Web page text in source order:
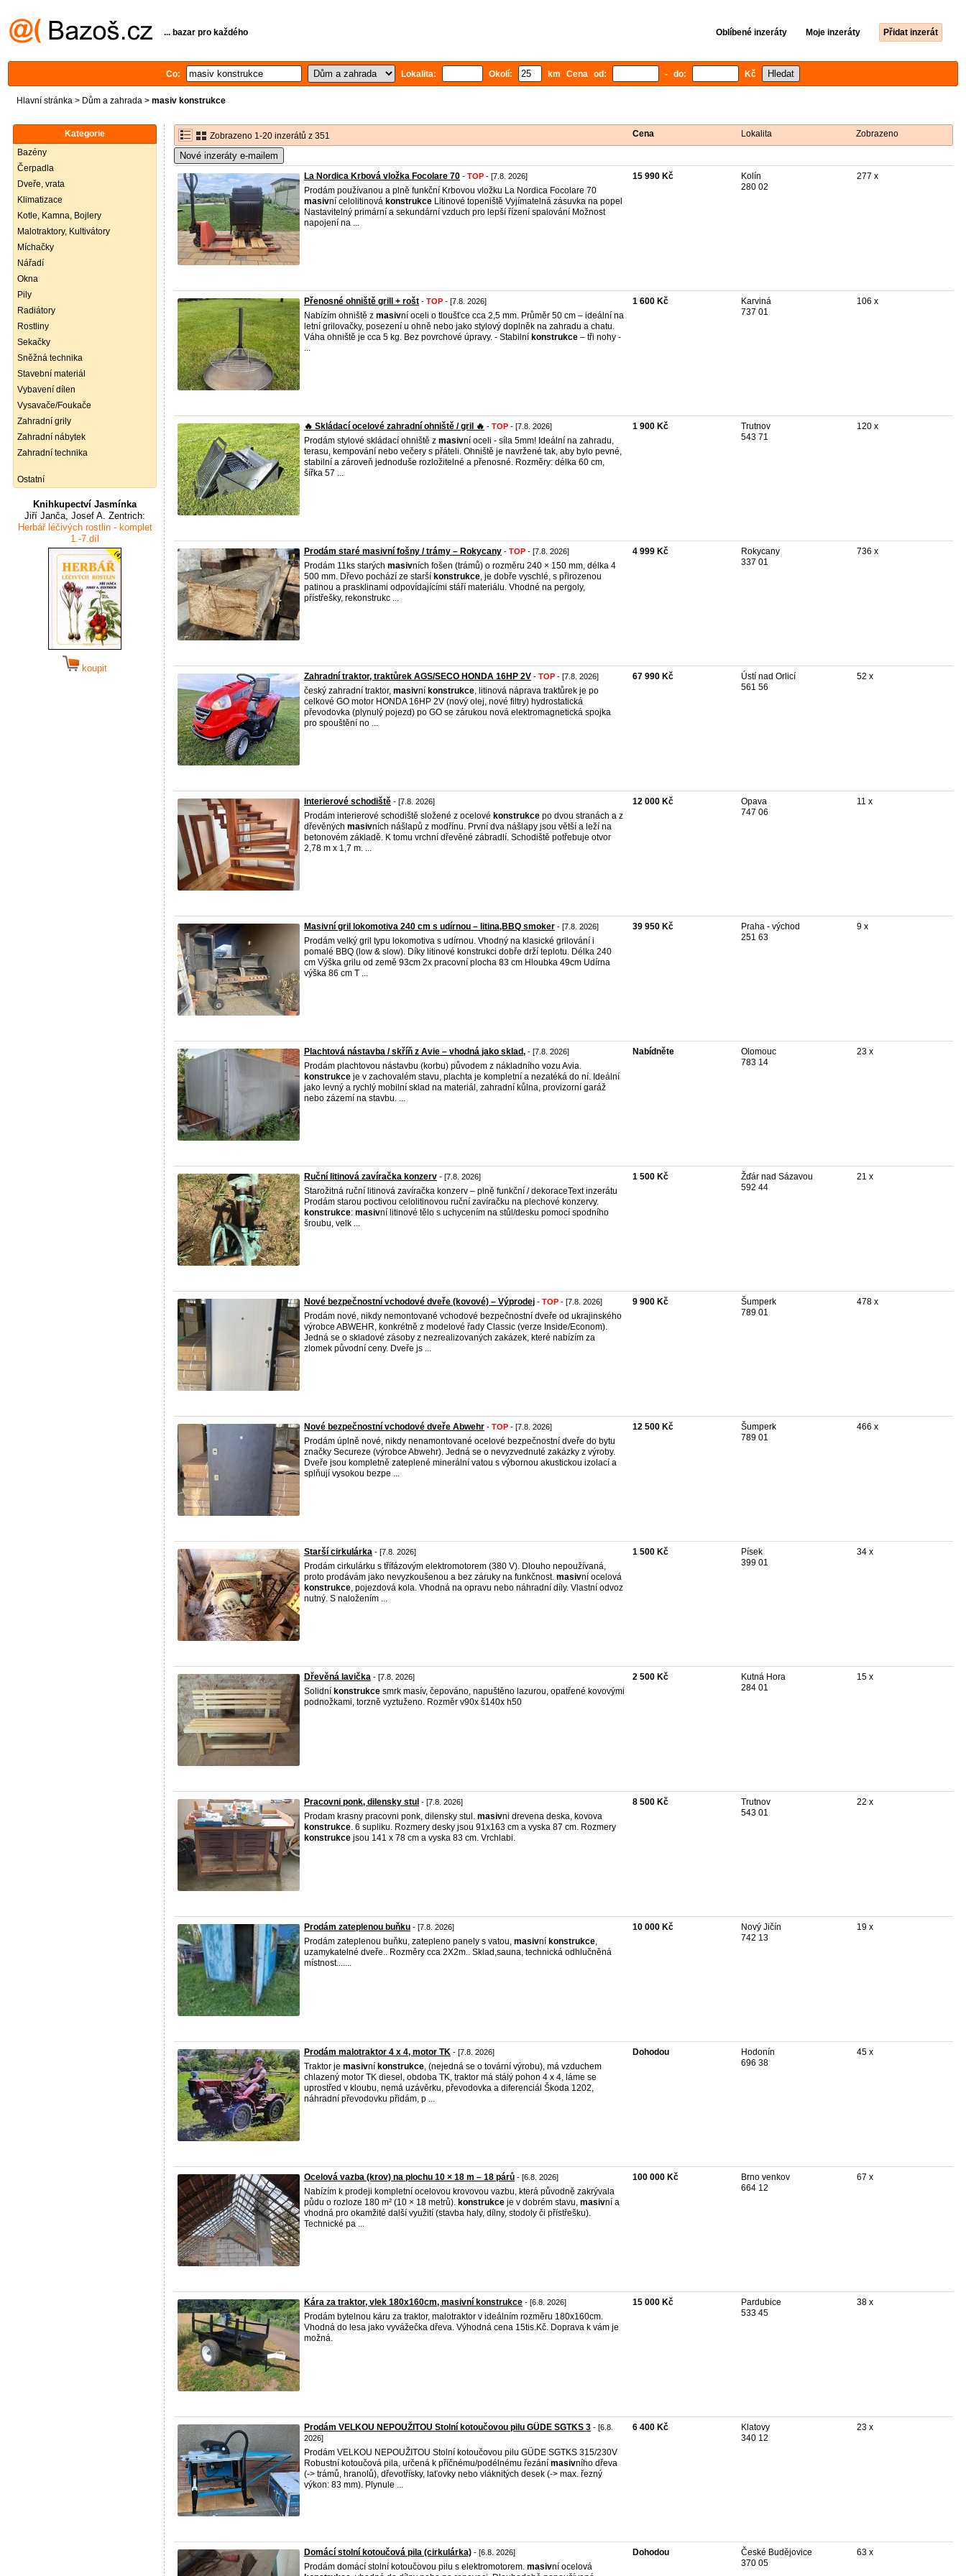
... bazar pro každého Oblíbené inzeráty Moje inzeráty Přidat inzerát
Co: Lokalita: Okolí: km Cena od: - do: Kč
Hlavní stránka > Dům a zahrada > masiv konstrukce
Kategorie
Bazény
Čerpadla
Dveře, vrata
Klimatizace
Kotle, Kamna, Bojlery
Malotraktory, Kultivátory
Míchačky
Nářadí
Okna
Pily
Radiátory
Rostliny
Sekačky
Sněžná technika
Stavební materiál
Vybavení dílen
Vysavače/Foukače
Zahradní grily
Zahradní nábytek
Zahradní technika
Ostatní
Knihkupectví Jasmínka
Jiří Janča, Josef A. Zentrich:
Herbář léčivých rostlin - komplet
1.-7.díl
koupit
Zobrazeno 1-20 inzerátů z 351 Cena Lokalita Zobrazeno
Nové inzeráty e-mailem
La Nordica Krbová vložka Focolare 70 - TOP - [7.8. 2026]
Prodám používanou a plně funkční Krbovou vložku La Nordica Focolare 70
masivní celolitinová konstrukce Litinové topeniště Vyjímatelná zásuvka na popel
Nastavitelný primární a sekundární vzduch pro lepší řízení spalování Možnost
napojení na ...
15 990 Kč
Kolín
280 02
277 x
Přenosné ohniště grill + rošt - TOP - [7.8. 2026]
Nabízím ohniště z masivní oceli o tloušťce cca 2,5 mm. Průměr 50 cm – ideální na
letní grilovačky, posezení u ohně nebo jako stylový doplněk na zahradu a chatu.
Váha ohniště je cca 5 kg. Bez povrchové úpravy. - Stabilní konstrukce – tři nohy -
...
1 600 Kč
Karviná
737 01
106 x
🔥 Skládací ocelové zahradní ohniště / gril 🔥 - TOP - [7.8. 2026]
Prodám stylové skládací ohniště z masivní oceli - síla 5mm! Ideální na zahradu,
terasu, kempování nebo večery s přáteli. Ohniště je navržené tak, aby bylo pevné,
stabilní a zároveň jednoduše rozložitelné a přenosné. Rozměry: délka 60 cm,
šířka 57 ...
1 900 Kč
Trutnov
543 71
120 x
Prodám staré masivní fošny / trámy – Rokycany - TOP - [7.8. 2026]
Prodám 11ks starých masivních fošen (trámů) o rozměru 240 × 150 mm, délka 4
500 mm. Dřevo pochází ze starší konstrukce, je dobře vyschlé, s přirozenou
patinou a prasklinami odpovídajícími stáří materiálu. Vhodné na pergoly,
přístřešky, rekonstrukc ...
4 999 Kč
Rokycany
337 01
736 x
Zahradní traktor, traktůrek AGS/SECO HONDA 16HP 2V - TOP - [7.8. 2026]
český zahradní traktor, masivní konstrukce, litinová náprava traktůrek je po
celkové GO motor HONDA 16HP 2V (nový olej, nové filtry) hydrostatická
převodovka (plynulý pojezd) po GO se zárukou nová elektromagnetická spojka
pro spouštění no ...
67 990 Kč
Ústí nad Orlicí
561 56
52 x
Interierové schodiště - [7.8. 2026]
Prodám interierové schodiště složené z ocelové konstrukce po dvou stranách a z
dřevěných masivních nášlapů z modřínu. První dva nášlapy jsou větší a leží na
betonovém základě. K tomu vrchní dřevěné zábradlí. Schodiště potřebuje otvor
2,78 m x 1,7 m. ...
12 000 Kč
Opava
747 06
11 x
Masivní gril lokomotiva 240 cm s udírnou – litina,BBQ smoker - [7.8. 2026]
Prodám velký gril typu lokomotiva s udírnou. Vhodný na klasické grilování i
pomalé BBQ (low & slow). Díky litinové konstrukci dobře drží teplotu. Délka 240
cm Výška grilu od země 93cm 2x pracovní plocha 83 cm Hloubka 49cm Udírna
výška 86 cm T ...
39 950 Kč
Praha - východ
251 63
9 x
Plachtová nástavba / skříň z Avie – vhodná jako sklad, - [7.8. 2026]
Prodám plachtovou nástavbu (korbu) původem z nákladního vozu Avia.
konstrukce je v zachovalém stavu, plachta je kompletní a nezatéká do ní. Ideální
jako levný a rychlý mobilní sklad na materiál, zahradní kůlna, provizorní garáž
nebo zázemí na stavbu. ...
Nabídněte
Olomouc
783 14
23 x
Ruční litinová zavíračka konzerv - [7.8. 2026]
Starožitná ruční litinová zavíračka konzerv – plně funkční / dekorace ​Text inzerátu ​
Prodám starou poctivou celolitinovou ruční zavíračku na plechové konzervy. ​
konstrukce: masivní litinové tělo s uchycením na stůl/desku pomocí spodního
šroubu, velk ...
1 500 Kč
Žďár nad Sázavou
592 44
21 x
Nové bezpečnostní vchodové dveře (kovové) – Výprodej - TOP - [7.8. 2026]
Prodám nové, nikdy nemontované vchodové bezpečnostní dveře od ukrajinského
výrobce ABWEHR, konkrétně z modelové řady Classic (verze Inside/Econom).
Jedná se o skladové zásoby z nezrealizovaných zakázek, které nabízím za
zlomek původní ceny. Dveře js ...
9 900 Kč
Šumperk
789 01
478 x
Nové bezpečnostní vchodové dveře Abwehr - TOP - [7.8. 2026]
Prodám úplně nové, nikdy nenamontované ocelové bezpečnostní dveře do bytu
značky Secureze (výrobce Abwehr). Jedná se o nevyzvednuté zakázky z výroby.
Dveře jsou kompletně zateplené minerální vatou s výbornou akustickou izolací a
splňují vysokou bezpe ...
12 500 Kč
Šumperk
789 01
466 x
Starší cirkulárka - [7.8. 2026]
Prodám cirkulárku s třífázovým elektromotorem (380 V). Dlouho nepoužívaná,
proto prodávám jako nevyzkoušenou a bez záruky na funkčnost. masivní ocelová
konstrukce, pojezdová kola. Vhodná na opravu nebo náhradní díly. Vlastní odvoz
nutný. S naložením ...
1 500 Kč
Písek
399 01
34 x
Dřevěná lavička - [7.8. 2026]
Solidní konstrukce smrk masív, čepováno, napuštěno lazurou, opatřené kovovými
podnožkami, torzně vyztuženo. Rozměr v90x š140x h50
2 500 Kč
Kutná Hora
284 01
15 x
Pracovni ponk, dilensky stul - [7.8. 2026]
Prodam krasny pracovni ponk, dilensky stul. masivni drevena deska, kovova
konstrukce. 6 supliku. Rozmery desky jsou 91x163 cm a vyska 87 cm. Rozmery
konstrukce jsou 141 x 78 cm a vyska 83 cm. Vrchlabi.
8 500 Kč
Trutnov
543 01
22 x
Prodám zateplenou buňku - [7.8. 2026]
Prodám zateplenou buňku, zatepleno panely s vatou, masivní konstrukce,
uzamykatelné dveře.. Rozměry cca 2X2m.. Sklad,sauna, technická odhlučněná
místnost.......
10 000 Kč
Nový Jičín
742 13
19 x
Prodám malotraktor 4 x 4, motor TK - [7.8. 2026]
Traktor je masivní konstrukce, (nejedná se o tovární výrobu), má vzduchem
chlazený motor TK diesel, obdoba TK, traktor má stálý pohon 4 x 4, láme se
uprostřed v kloubu, nemá uzávěrku, převodovka a diferenciál Škoda 1202,
náhradní převodovku přidám, p ...
Dohodou
Hodonín
696 38
45 x
Ocelová vazba (krov) na plochu 10 × 18 m – 18 párů - [6.8. 2026]
Nabízím k prodeji kompletní ocelovou krovovou vazbu, která původně zakrývala
půdu o rozloze 180 m² (10 × 18 metrů). konstrukce je v dobrém stavu, masivní a
vhodná pro okamžité další využití (stavba haly, dílny, stodoly či přístřešku).
Technické pa ...
100 000 Kč
Brno venkov
664 12
67 x
Kára za traktor, vlek 180x160cm, masivní konstrukce - [6.8. 2026]
Prodám bytelnou káru za traktor, malotraktor v ideálním rozměru 180x160cm.
Vhodná do lesa jako vyvážečka dřeva. Výhodná cena 15tis.Kč. Doprava k vám je
možná.
15 000 Kč
Pardubice
533 45
38 x
Prodám VELKOU NEPOUŽITOU Stolní kotoučovou pilu GÜDE SGTKS 3 - [6.8.
2026]
Prodám VELKOU NEPOUŽITOU Stolní kotoučovou pilu GÜDE SGTKS 315/230V
Robustní kotoučová pila, určená k příčnému/podélnému řezání masivního dřeva
(-> trámů, hranolů), dřevotřísky, laťovky nebo vláknitých desek (-> max. řezný
výkon: 83 mm). Plynule ...
6 400 Kč
Klatovy
340 12
23 x
Domácí stolní kotoučová pila (cirkulárka) - [6.8. 2026]
Prodám domácí stolní kotoučovou pilu s elektromotorem. masivní ocelová
Dohodou
České Budějovice
370 05
63 x